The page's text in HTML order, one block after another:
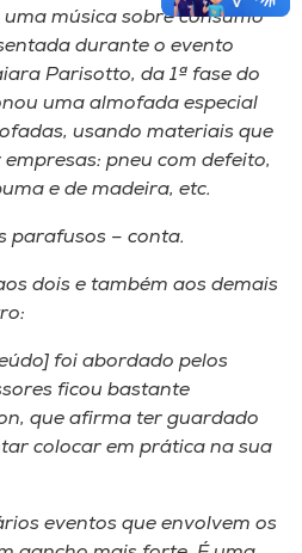
música sobre consumo
durante o evento
Parisotto, da 1ª fase do
uma almofada especial
usando materiais que
pneu com defeito,
e de madeira, etc.
parafusos – conta.
dois e também aos demais
foi abordado pelos
ficou bastante
que afirma ter guardado
colocar em prática na sua
eventos que envolvem os